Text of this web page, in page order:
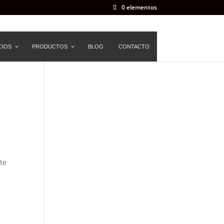
0 elementos
PRODUCTOS BLOG CONTACTO